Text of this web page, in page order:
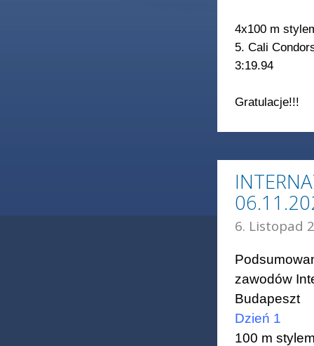
4x100 m
5. Cali
3:19.94
Gratulacje!!!
6. Listopad
zawodów
Budapeszt
Dzień 1
100 m